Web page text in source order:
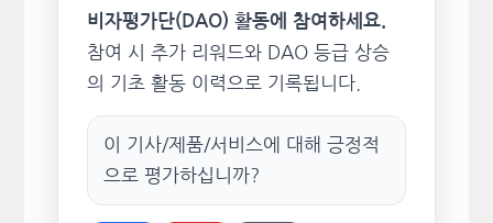
비자평가단(DAO) 활동에 참여하세요.
참여 시 추가 리워드와 DAO 등급 상승
의 기초 활동 이력으로 기록됩니다.
이 기사/제품/서비스에 대해 긍정적
으로 평가하십니까?